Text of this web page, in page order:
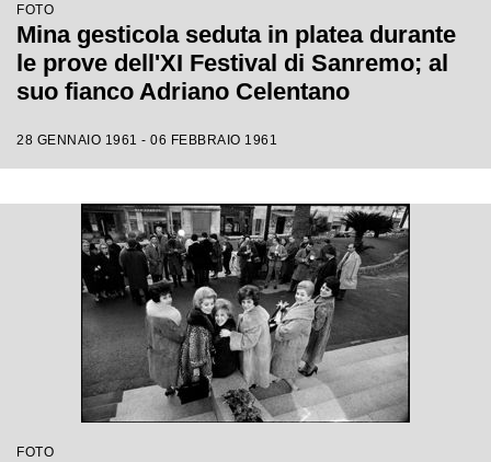
FOTO
Mina gesticola seduta in platea durante
le prove dell'XI Festival di Sanremo; al
suo fianco Adriano Celentano
28 GENNAIO 1961 - 06 FEBBRAIO 1961
FOTO